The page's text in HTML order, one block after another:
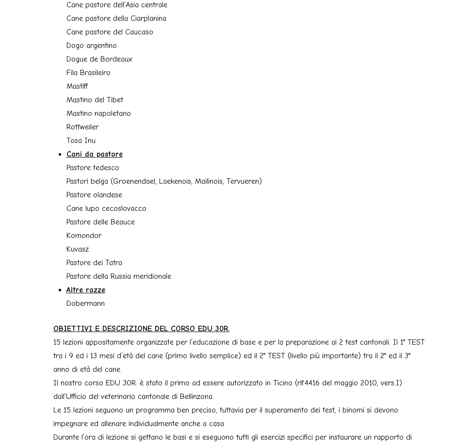
Cane pastore dell’Asia centrale
Cane pastore della Ciarplanina
Cane pastore del Caucaso
Dogo argentino
Dogue de Bordeaux
Fila Brasileiro
Mastiff
Mastino del Tibet
Mastino napoletano
Rottweiler
Tosa Inu
Cani da pastore
Pastore tedesco
Pastori belga (Groenendael, Laekenois, Mailinois, Tervueren)
Pastore olandese
Cane lupo cecoslovacco
Pastore delle Beauce
Komondor
Kuvasz
Pastore dei Tatra
Pastore della Russia meridionale
Altre razze
Dobermann
OBIETTIVI E DESCRIZIONE DEL CORSO EDU 30R.
15 lezioni appositamente organizzate per l’educazione di base e per la preparazione ai 2 test cantonali. Il 1° TEST
tra i 9 ed i 13 mesi d’età del cane (primo livello semplice) ed il 2° TEST (livello più importante) tra il 2° ed il 3°
anno di età del cane.
Il nostro corso EDU 30R. è stato il primo ad essere autorizzato in Ticino (rif.4416 del maggio 2010, vers.I)
dall’Ufficio del veterinario cantonale di Bellinzona.
Le 15 lezioni seguono un programma ben preciso, tuttavia per il superamento dei test, i binomi si devono
impegnare ed allenare individualmente anche a casa.
Durante l’ora di lezione si gettano le basi e si eseguono tutti gli esercizi specifici per instaurare un rapporto di